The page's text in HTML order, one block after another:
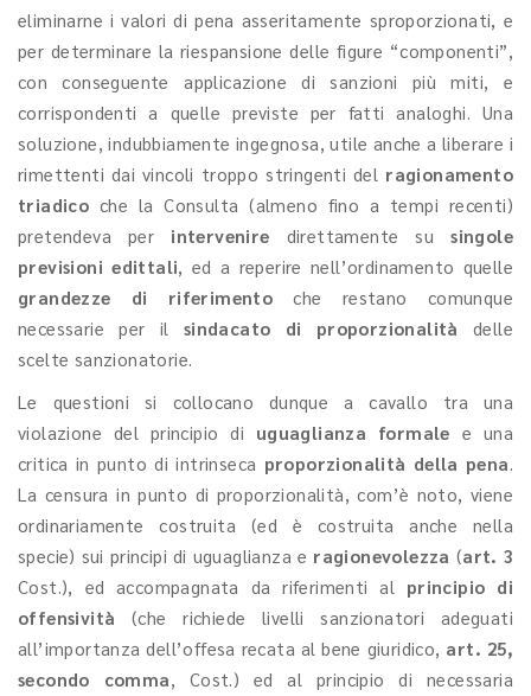
eliminarne i valori di pena asseritamente sproporzionati, e
per determinare la riespansione delle figure “componenti”,
con conseguente applicazione di sanzioni più miti, e
corrispondenti a quelle previste per fatti analoghi. Una
soluzione, indubbiamente ingegnosa, utile anche a liberare i
rimettenti dai vincoli troppo stringenti del ragionamento
triadico che la Consulta (almeno fino a tempi recenti)
pretendeva per intervenire direttamente su singole
previsioni edittali, ed a reperire nell’ordinamento quelle
grandezze di riferimento che restano comunque
necessarie per il sindacato di proporzionalità delle
scelte sanzionatorie.
Le questioni si collocano dunque a cavallo tra una
violazione del principio di uguaglianza formale e una
critica in punto di intrinseca proporzionalità della pena.
La censura in punto di proporzionalità, com’è noto, viene
ordinariamente costruita (ed è costruita anche nella
specie) sui principi di uguaglianza e ragionevolezza (art. 3
Cost.),
ed accompagnata da riferimenti al principio di
offensività (che richiede livelli sanzionatori adeguati
all’importanza dell’offesa recata al bene giuridico, art. 25,
secondo comma, Cost.) ed al principio di necessaria